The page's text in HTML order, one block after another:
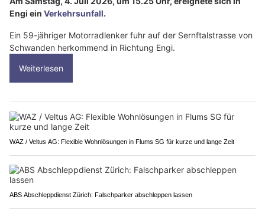
Engi ein Verkehrsunfall.
Ein 59-jähriger Motorradlenker fuhr auf der Sernftalstrasse von
Schwanden herkommend in Richtung Engi.
Weiterlesen
WAZ / Veltus AG: Flexible Wohnlösungen in Flums SG für kurze und lange Zeit
ABS Abschleppdienst Zürich: Falschparker abschleppen lassen